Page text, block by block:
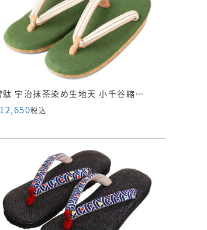
雪駄 宇治抹茶染め生地天 小千谷縮花緒 コルク底 【レディース】｜H507｜抹茶
12,650税込